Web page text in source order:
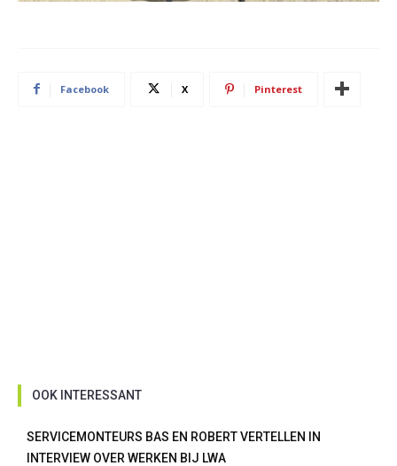
Facebook X Pinterest
OOK INTERESSANT
SERVICEMONTEURS BAS EN ROBERT VERTELLEN IN
INTERVIEW OVER WERKEN BIJ LWA